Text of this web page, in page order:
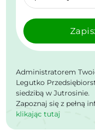
Administratorem
Legutko
siedzibą w Jutrosinie.
Zapoznaj się z pełną
klikając tutaj